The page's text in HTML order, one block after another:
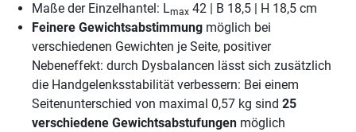
Maße der Einzelhantel: Lmax 42 | B 18,5 | H 18,5 cm
Feinere Gewichtsabstimmung möglich bei
verschiedenen Gewichten je Seite, positiver
Nebeneffekt: durch Dysbalancen lässt sich zusätzlich
die Handgelenksstabilität verbessern: Bei einem
Seitenunterschied von maximal 0,57 kg sind 25
verschiedene Gewichtsabstufungen möglich